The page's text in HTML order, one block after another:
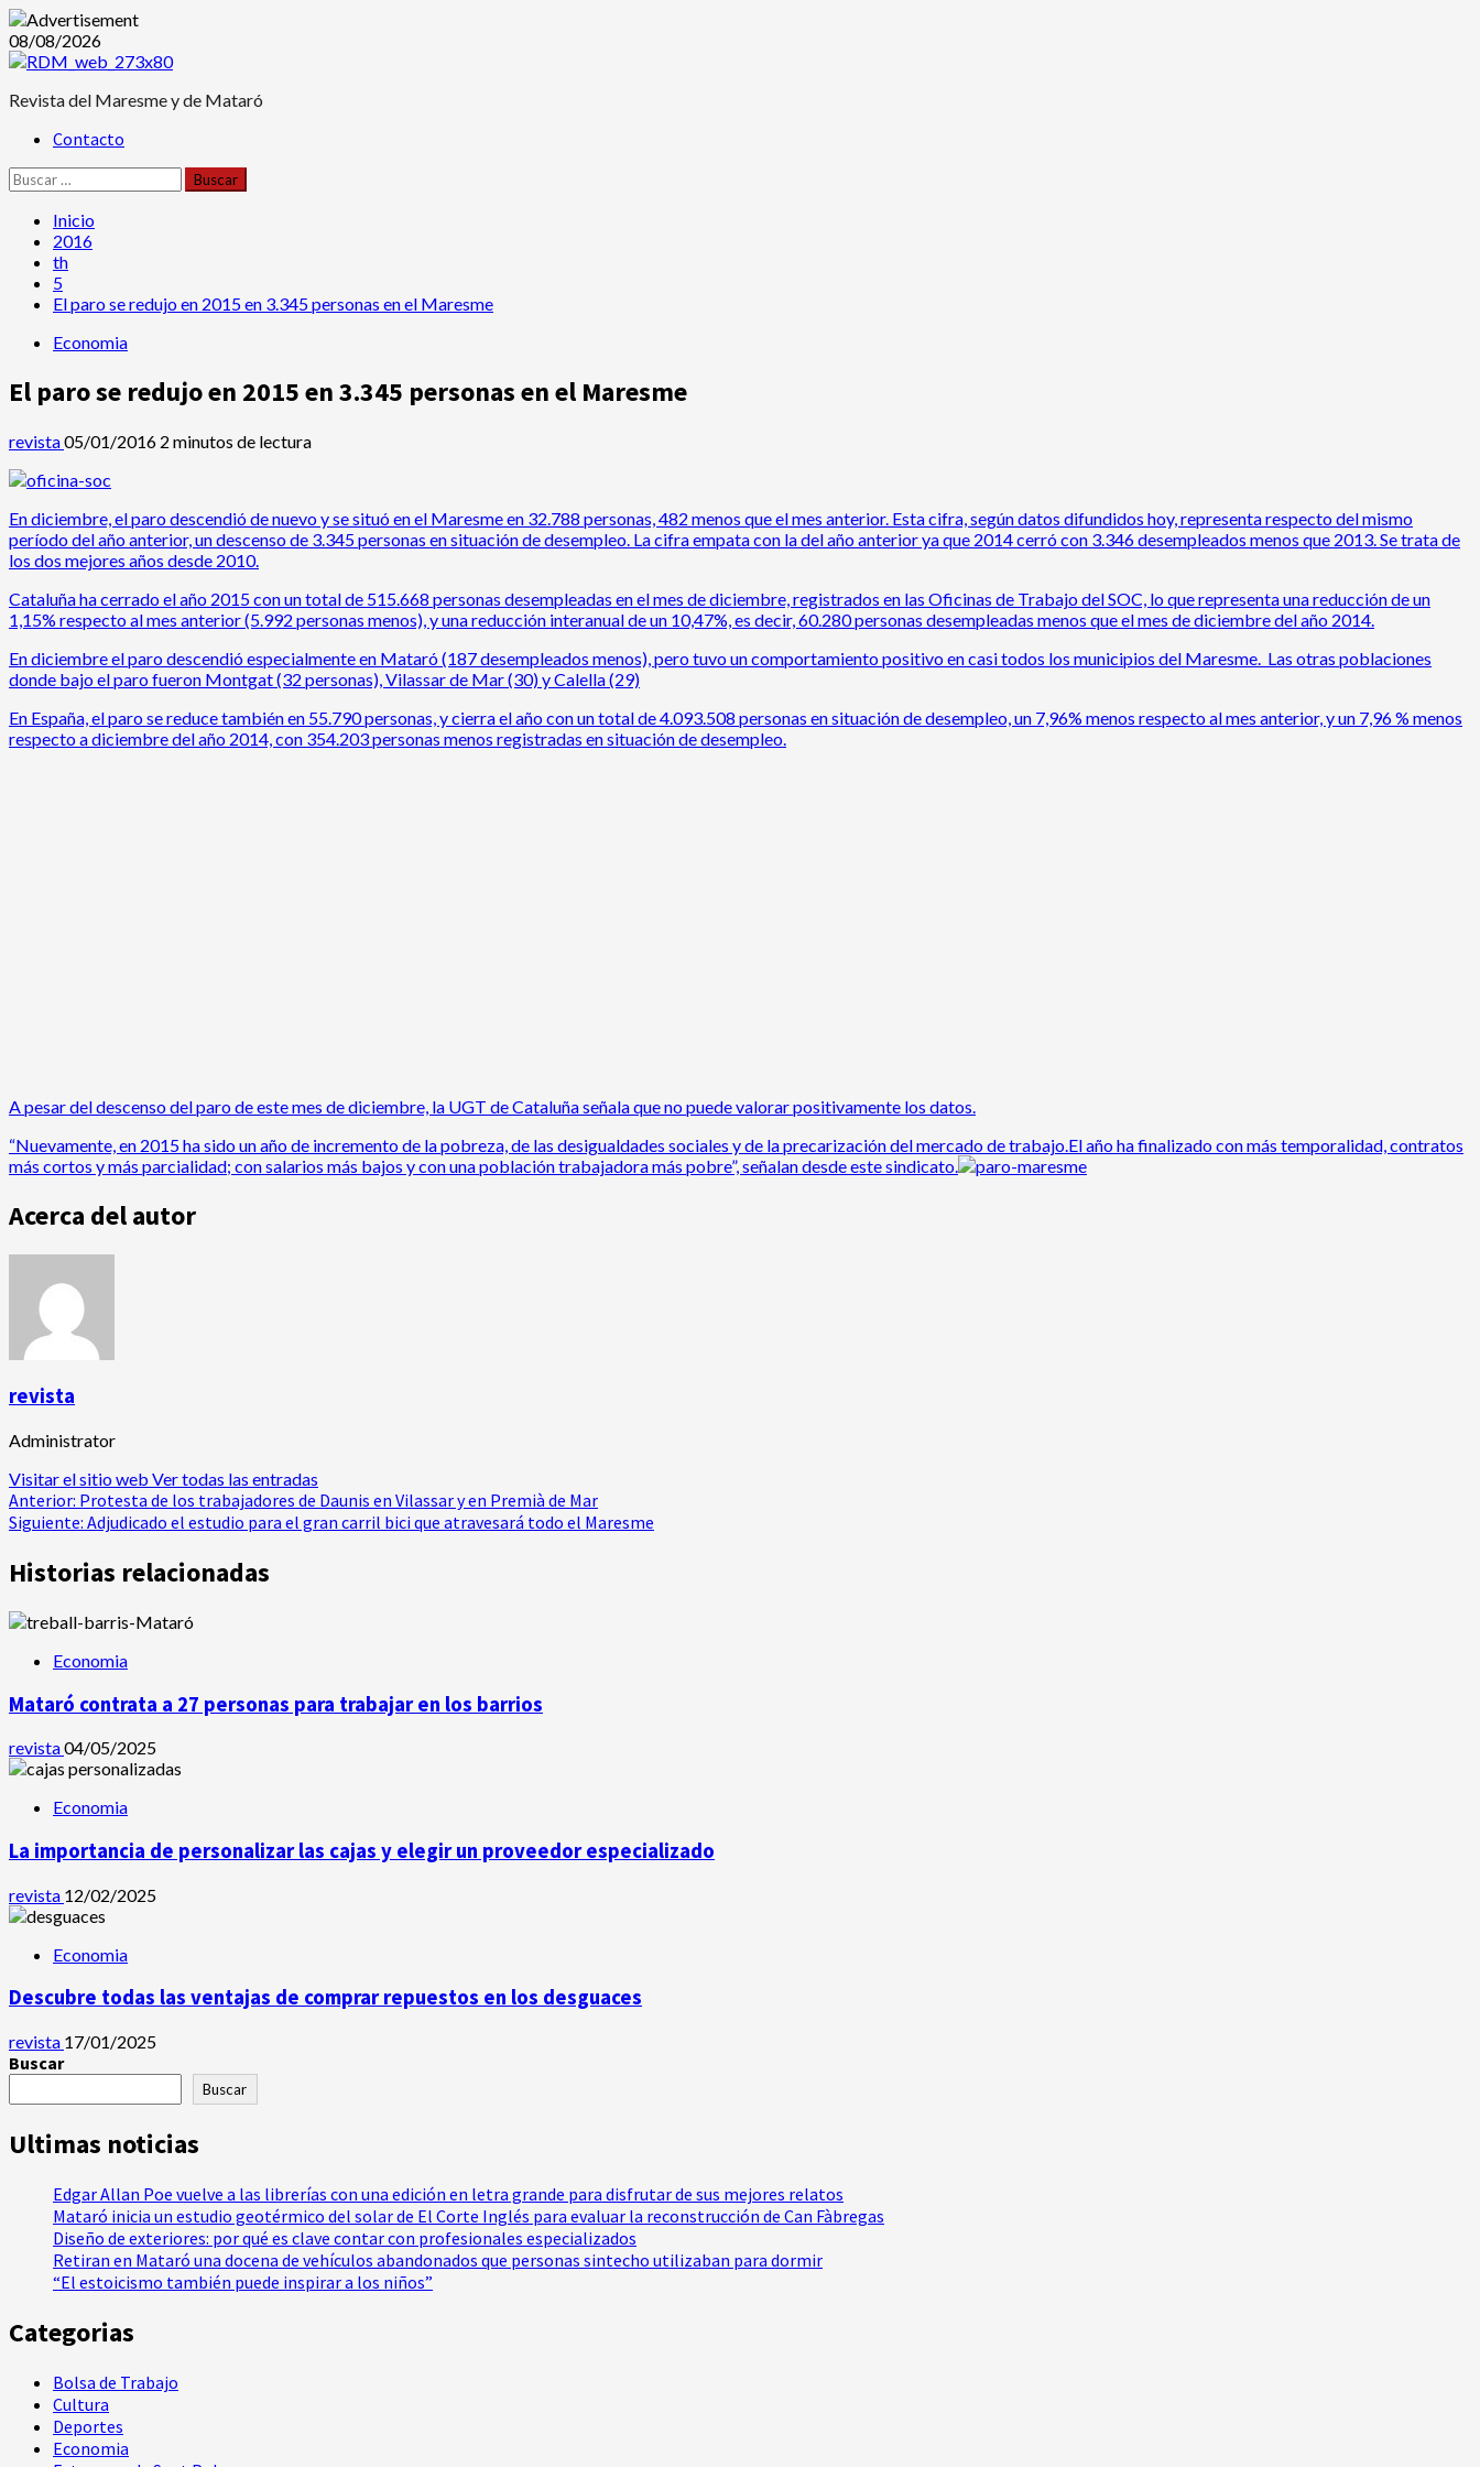
Saltar
al
08/08/2026
Revista del Maresme y de Mataró
Menú Contacto
Buscar:
Inicio
2016
th
5
El paro se redujo en 2015 en 3.345 personas en el Maresme
Economia
El paro se redujo en 2015 en 3.345 personas en el Maresme
revista05/01/2016 2 minutos de lectura
En diciembre, el paro descendió de nuevo y se situó en el Maresme en 32.788 personas, 482 menos que el mes anterior. Esta cifra, según datos difundidos hoy, representa respecto del mismo
período del año anterior, un descenso de 3.345 personas en situación de desempleo. La cifra empata con la del año anterior ya que 2014 cerró con 3.346 desempleados menos que 2013. Se trata de
los dos mejores años desde 2010.
Cataluña ha cerrado el año 2015 con un total de 515.668 personas desempleadas en el mes de diciembre, registrados en las Oficinas de Trabajo del SOC, lo que representa una reducción de un
1,15% respecto al mes anterior (5.992 personas menos), y una reducción interanual de un 10,47%, es decir, 60.280 personas desempleadas menos que el mes de diciembre del año 2014.
En diciembre el paro descendió especialmente en Mataró (187 desempleados menos), pero tuvo un comportamiento positivo en casi todos los municipios del Maresme. Las otras poblaciones
donde bajo el paro fueron Montgat (32 personas), Vilassar de Mar (30) y Calella (29)
En España, el paro se reduce también en 55.790 personas, y cierra el año con un total de 4.093.508 personas en situación de desempleo, un 7,96% menos respecto al mes anterior, y un 7,96 % menos
respecto a diciembre del año 2014, con 354.203 personas menos registradas en situación de desempleo.
A pesar del descenso del paro de este mes de diciembre, la UGT de Cataluña señala que no puede valorar positivamente los datos.
“Nuevamente, en 2015 ha sido un año de incremento de la pobreza, de las desigualdades sociales y de la precarización del mercado de trabajo.El año ha finalizado con más temporalidad, contratos
más cortos y más parcialidad; con salarios más bajos y con una población trabajadora más pobre”, señalan desde este sindicato.
Acerca del autor
revista
Administrator
Visitar el sitio web Ver todas las entradas
Navegación
de
entradas
Anterior: Protesta de los trabajadores de Daunis en Vilassar y en Premià de Mar
Siguiente: Adjudicado el estudio para el gran carril bici que atravesará todo el Maresme
Historias relacionadas
Economia
Mataró contrata a 27 personas para trabajar en los barrios
revista04/05/2025
Economia
La importancia de personalizar las cajas y elegir un proveedor especializado
revista 12/02/2025
Economia
Descubre todas las ventajas de comprar repuestos en los desguaces
revista 17/01/2025
Buscar
Buscar
Ultimas noticias
Edgar Allan Poe vuelve a las librerías con una edición en letra grande para disfrutar de sus mejores relatos
Mataró inicia un estudio geotérmico del solar de El Corte Inglés para evaluar la reconstrucción de Can Fàbregas
Diseño de exteriores: por qué es clave contar con profesionales especializados
Retiran en Mataró una docena de vehículos abandonados que personas sintecho utilizaban para dormir
“El estoicismo también puede inspirar a los niños”
Categorias
Bolsa de Trabajo
Cultura
Deportes
Economia